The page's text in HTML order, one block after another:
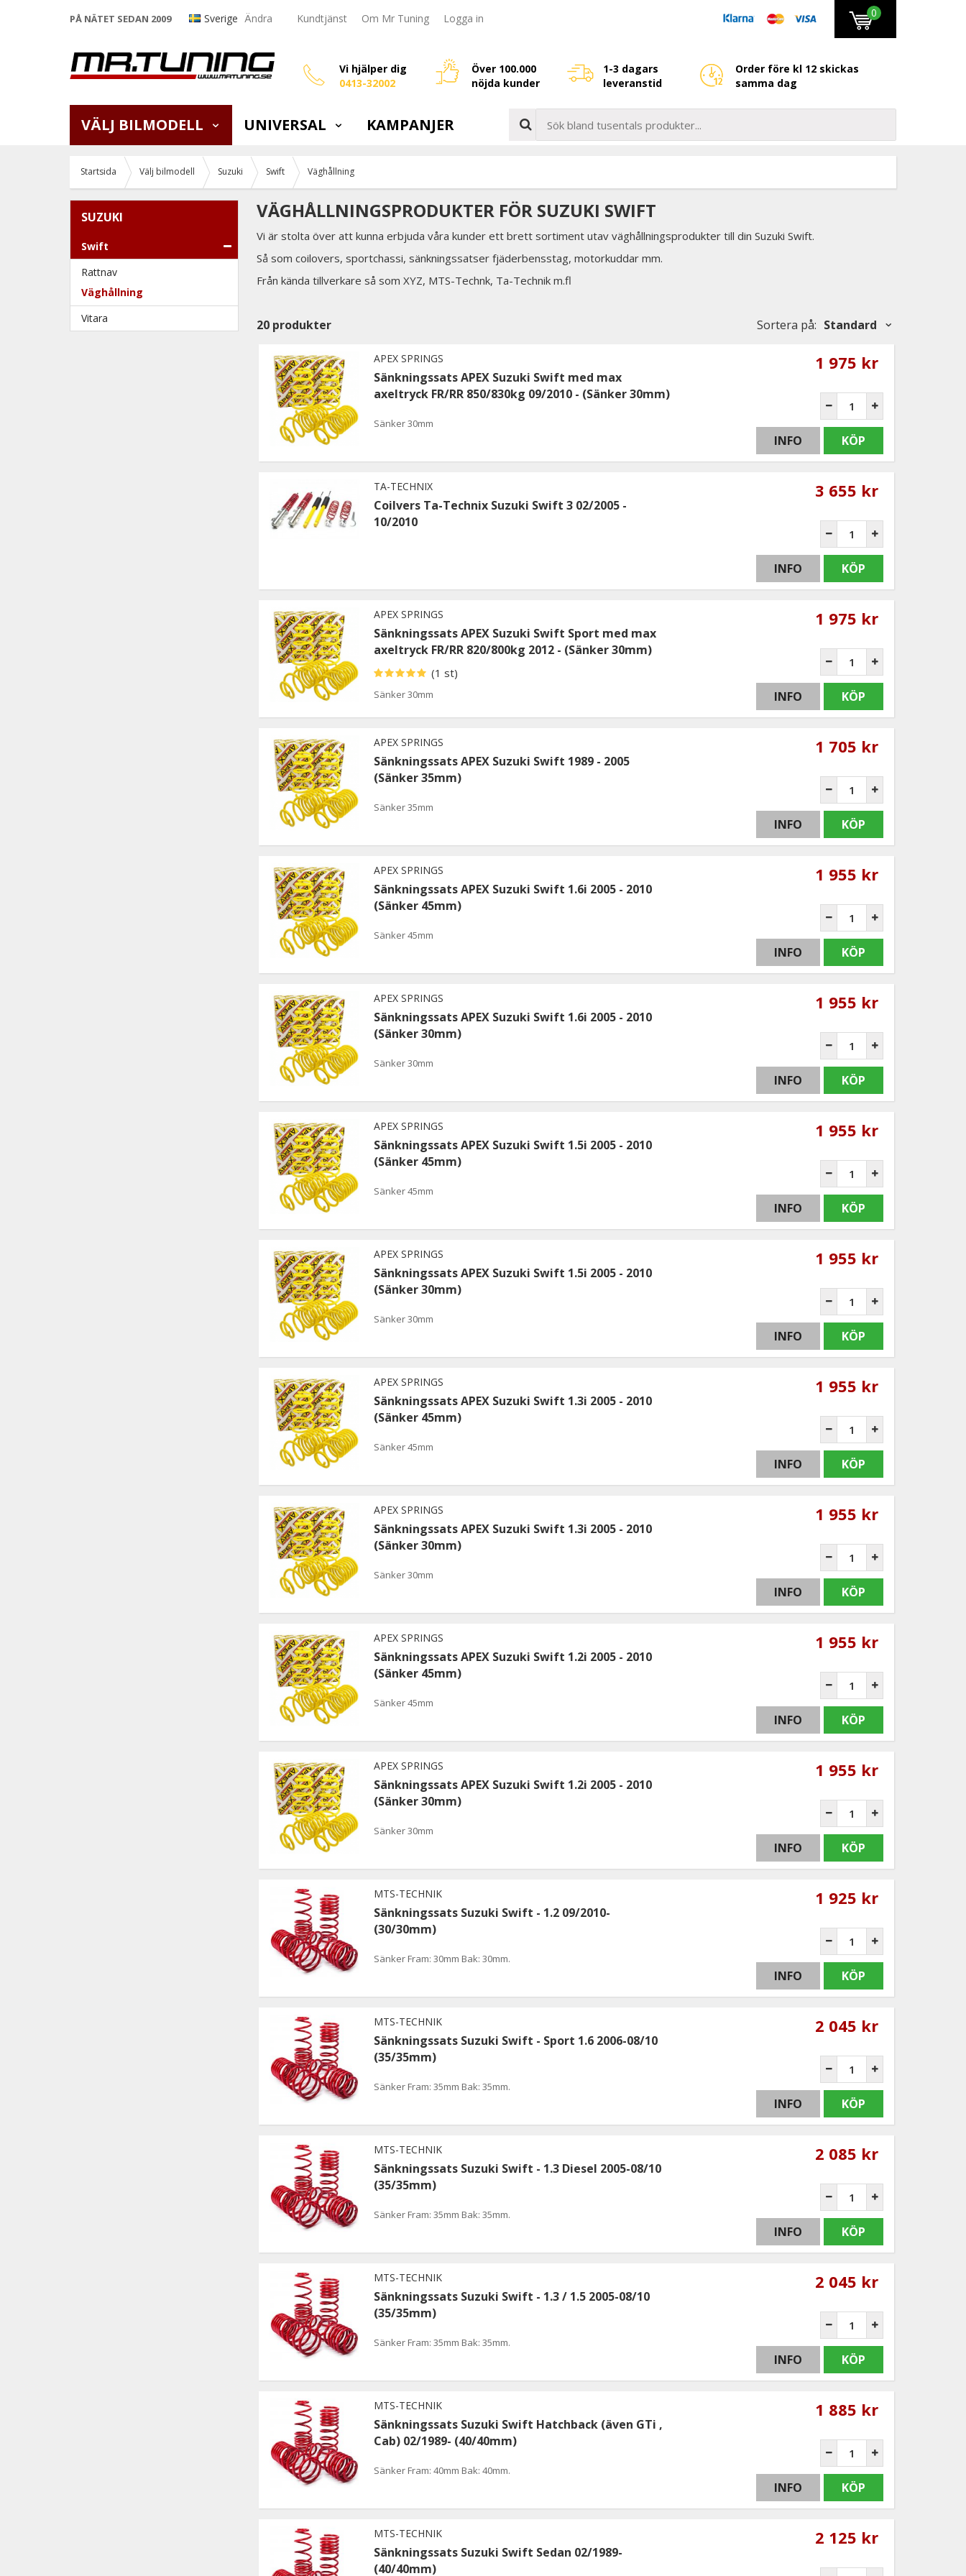
PÅ NÄTET SEDAN 2009 Sverige Ändra Kundtjänst Om Mr Tuning Logga in 0
Vi hjälper dig
0413-32002
Över 100.000
nöjda kunder
1-3 dagars
leveranstid
Order före kl 12 skickas
samma dag
VÄLJ BILMODELL UNIVERSAL KAMPANJER
Startsida Välj bilmodell Suzuki Swift Väghållning
SUZUKI
Swift
Rattnav
Väghållning
Vitara
VÄGHÅLLNINGSPRODUKTER FÖR SUZUKI SWIFT
Vi är stolta över att kunna erbjuda våra kunder ett brett sortiment utav väghållningsprodukter till din Suzuki Swift.
Så som coilovers, sportchassi, sänkningssatser fjäderbensstag, motorkuddar mm.
Från kända tillverkare så som XYZ, MTS-Technk, Ta-Technik m.fl
20 produkter Sortera på: Standard
APEX SPRINGS
Sänkningssats APEX Suzuki Swift med max
axeltryck FR/RR 850/830kg 09/2010 - (Sänker 30mm)
Sänker 30mm
1 975 kr
INFO KÖP
TA-TECHNIX
Coilvers Ta-Technix Suzuki Swift 3 02/2005 -
10/2010
3 655 kr
INFO KÖP
APEX SPRINGS
Sänkningssats APEX Suzuki Swift Sport med max
axeltryck FR/RR 820/800kg 2012 - (Sänker 30mm)
(1 st)
Sänker 30mm
1 975 kr
INFO KÖP
APEX SPRINGS
Sänkningssats APEX Suzuki Swift 1989 - 2005
(Sänker 35mm)
Sänker 35mm
1 705 kr
INFO KÖP
APEX SPRINGS
Sänkningssats APEX Suzuki Swift 1.6i 2005 - 2010
(Sänker 45mm)
Sänker 45mm
1 955 kr
INFO KÖP
APEX SPRINGS
Sänkningssats APEX Suzuki Swift 1.6i 2005 - 2010
(Sänker 30mm)
Sänker 30mm
1 955 kr
INFO KÖP
APEX SPRINGS
Sänkningssats APEX Suzuki Swift 1.5i 2005 - 2010
(Sänker 45mm)
Sänker 45mm
1 955 kr
INFO KÖP
APEX SPRINGS
Sänkningssats APEX Suzuki Swift 1.5i 2005 - 2010
(Sänker 30mm)
Sänker 30mm
1 955 kr
INFO KÖP
APEX SPRINGS
Sänkningssats APEX Suzuki Swift 1.3i 2005 - 2010
(Sänker 45mm)
Sänker 45mm
1 955 kr
INFO KÖP
APEX SPRINGS
Sänkningssats APEX Suzuki Swift 1.3i 2005 - 2010
(Sänker 30mm)
Sänker 30mm
1 955 kr
INFO KÖP
APEX SPRINGS
Sänkningssats APEX Suzuki Swift 1.2i 2005 - 2010
(Sänker 45mm)
Sänker 45mm
1 955 kr
INFO KÖP
APEX SPRINGS
Sänkningssats APEX Suzuki Swift 1.2i 2005 - 2010
(Sänker 30mm)
Sänker 30mm
1 955 kr
INFO KÖP
MTS-TECHNIK
Sänkningssats Suzuki Swift - 1.2 09/2010-
(30/30mm)
Sänker Fram: 30mm Bak: 30mm.
1 925 kr
INFO KÖP
MTS-TECHNIK
Sänkningssats Suzuki Swift - Sport 1.6 2006-08/10
(35/35mm)
Sänker Fram: 35mm Bak: 35mm.
2 045 kr
INFO KÖP
MTS-TECHNIK
Sänkningssats Suzuki Swift - 1.3 Diesel 2005-08/10
(35/35mm)
Sänker Fram: 35mm Bak: 35mm.
2 085 kr
INFO KÖP
MTS-TECHNIK
Sänkningssats Suzuki Swift - 1.3 / 1.5 2005-08/10
(35/35mm)
Sänker Fram: 35mm Bak: 35mm.
2 045 kr
INFO KÖP
MTS-TECHNIK
Sänkningssats Suzuki Swift Hatchback (även GTi ,
Cab) 02/1989- (40/40mm)
Sänker Fram: 40mm Bak: 40mm.
1 885 kr
INFO KÖP
MTS-TECHNIK
Sänkningssats Suzuki Swift Sedan 02/1989-
(40/40mm)
2 125 kr